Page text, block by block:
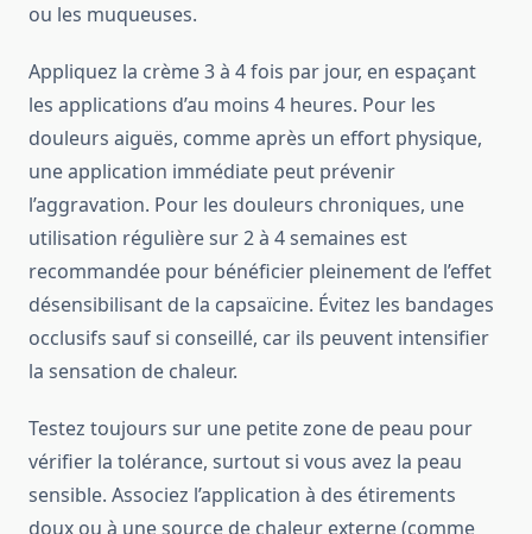
ou les muqueuses.
Appliquez la crème 3 à 4 fois par jour, en espaçant
les applications d’au moins 4 heures. Pour les
douleurs aiguës, comme après un effort physique,
une application immédiate peut prévenir
l’aggravation. Pour les douleurs chroniques, une
utilisation régulière sur 2 à 4 semaines est
recommandée pour bénéficier pleinement de l’effet
désensibilisant de la capsaïcine. Évitez les bandages
occlusifs sauf si conseillé, car ils peuvent intensifier
la sensation de chaleur.
Testez toujours sur une petite zone de peau pour
vérifier la tolérance, surtout si vous avez la peau
sensible. Associez l’application à des étirements
doux ou à une source de chaleur externe (comme